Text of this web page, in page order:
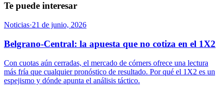
Te puede interesar
Noticias·21 de junio, 2026
Belgrano-Central: la apuesta que no cotiza en el 1X2
Con cuotas aún cerradas, el mercado de córners ofrece una lectura
más fría que cualquier pronóstico de resultado. Por qué el 1X2 es un
espejismo y dónde apunta el análisis táctico.